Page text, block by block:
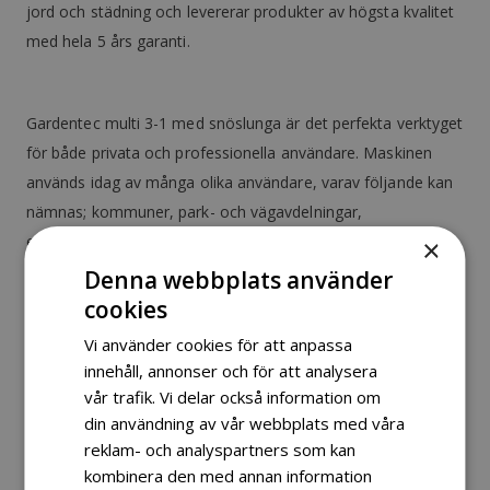
jord och städning och levererar produkter av högsta kvalitet
med hela 5 års garanti.
Gardentec multi 3-1 med snöslunga är det perfekta verktyget
för både privata och professionella användare. Maskinen
används idag av många olika användare, varav följande kan
nämnas; kommuner, park- och vägavdelningar,
entreprenörer, små hantverksföretag, kyrkogårdar, butiker,
parkeringsplatser, bensinstationer, gårdar och privata
villaägare. Optimal vikt/balansfördelning: Motorn och axeln
balansen i maskinen.
Det gör det lättare att manövrera med verktygen, till
exempel när trottoarkanter eller andra hinder ska passeras.
×
Denna webbplats använder
cookies
Vi använder cookies för att anpassa
innehåll, annonser och för att analysera
vår trafik. Vi delar också information om
din användning av vår webbplats med våra
reklam- och analyspartners som kan
kombinera den med annan information